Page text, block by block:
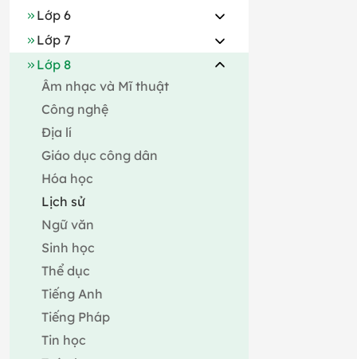
Lớp 6
Lớp 7
Lớp 8
Âm nhạc và Mĩ thuật
Công nghệ
Địa lí
Giáo dục công dân
Hóa học
Lịch sử
Ngữ văn
Sinh học
Thể dục
Tiếng Anh
Tiếng Pháp
Tin học